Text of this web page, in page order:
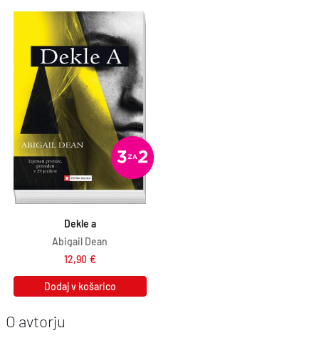
Dekle a
Abigail Dean
12,90 €
Dodaj v košarico
O avtorju